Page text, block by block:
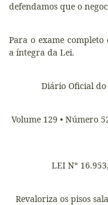
defendamos que o
Para o exame
a íntegra da Lei.
Diário Oficial do
Volume 129 • Número
LEI Nº
Revaloriza os pisos